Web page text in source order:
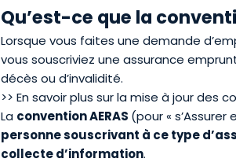
Qu’est-ce que la
Lorsque vous faites une demande
vous souscriviez une assurance
décès ou d’invalidité.
>> En savoir plus sur la mise à jour des
La convention AERAS (pour «
personne souscrivant à ce type
collecte d’information.